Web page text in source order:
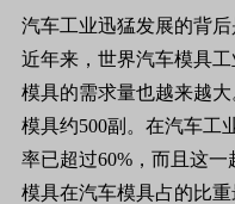
汽车工业迅猛发展的背
近年来，世界汽车模具
模具的需求量也越来越
模具约500副。在汽车工
率已超过60%，而且这
模具在汽车模具占的比重